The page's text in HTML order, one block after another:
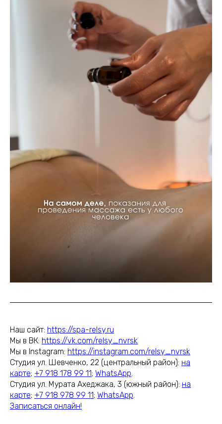
Наш сайт: https://spa-relsy.ru
Мы в ВК: https://vk.com/relsy_nvrsk
Мы в Instagram: https://instagram.com/relsy_nvrsk
Студия ул. Шевченко, 22 (центральный район): на
карте; +7 918 178 99 11; WhatsApp.
Студия ул. Мурата Ахеджака, 3 (южный район): на
карте; +7 918 978 99 11; WhatsApp.
Записаться онлайн!